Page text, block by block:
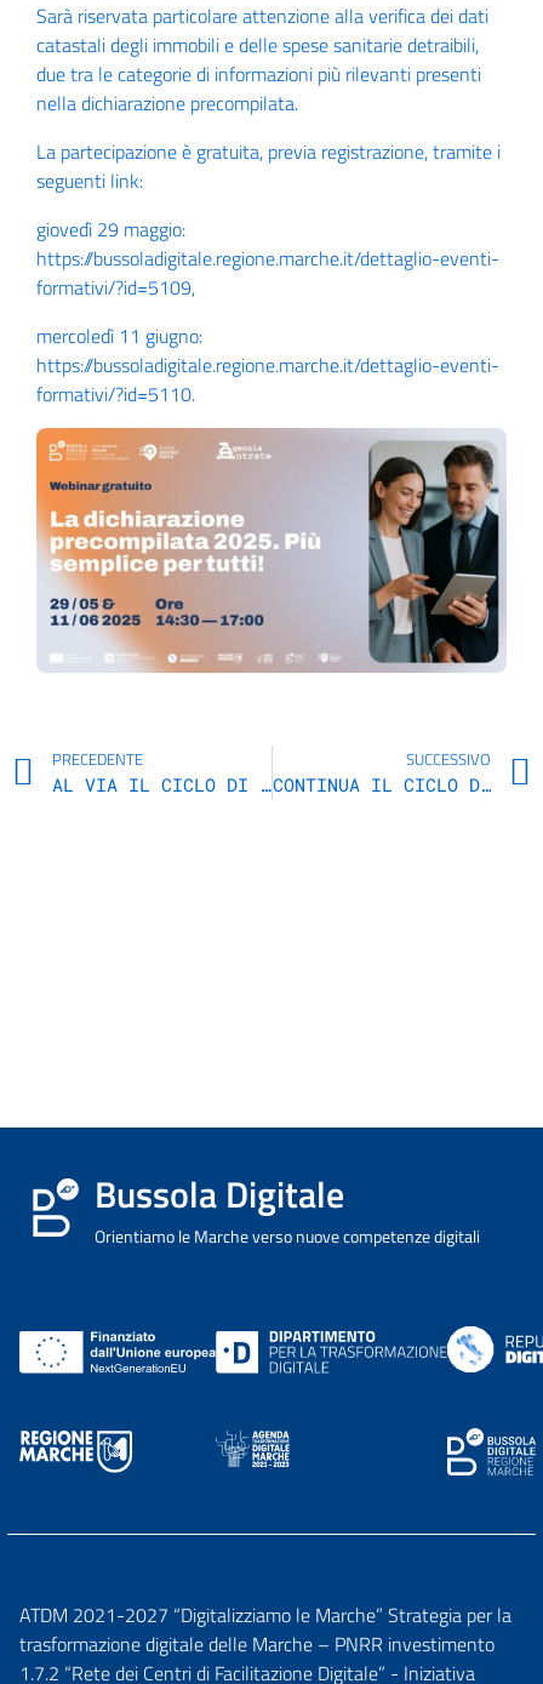
Sarà riservata particolare attenzione alla verifica dei dati
catastali degli immobili e delle spese sanitarie detraibili,
due tra le categorie di informazioni più rilevanti presenti
nella dichiarazione precompilata.
La partecipazione è gratuita, previa registrazione, tramite i
seguenti link:
giovedì 29 maggio:
https://bussoladigitale.regione.marche.it/dettaglio-eventi-
formativi/?id=5109,
mercoledì 11 giugno:
https://bussoladigitale.regione.marche.it/dettaglio-eventi-
formativi/?id=5110.
PRECEDENTE
AL VIA IL CICLO DI SEMINARI “CONCILIAZIONE VITA-LAVORO” PROMOSSO DAL CUG DELLA REGIONE MARCHE
SUCCESSIVO
CONTINUA IL CICLO DI SEMINARI SULLA CONCILIAZIONE VITA-LAVORO: IL 29 MAGGIO TAPPA AD ASCOLI PICENO
Bussola Digitale
Orientiamo le Marche verso nuove competenze digitali
ATDM 2021-2027 “Digitalizziamo le Marche” Strategia per la
trasformazione digitale delle Marche – PNRR investimento
1.7.2 “Rete dei Centri di Facilitazione Digitale” - Iniziativa